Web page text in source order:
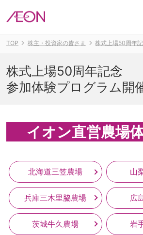
TOP 株主・投資家の皆さま 株式上場50周年
株式上場50周年記念
参加体験プログラム開
イオン直営農場
北海道三笠農場 山
兵庫三木里脇農場 広
茨城牛久農場 岩